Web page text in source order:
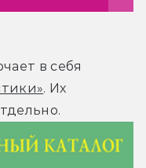
в себя
. Их